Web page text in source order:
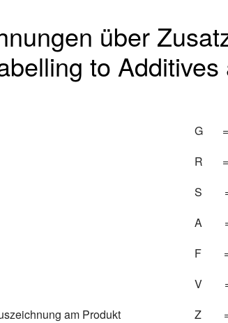
über
to
am Produkt
G =
R =
S =
A =
F =
V =
Z =